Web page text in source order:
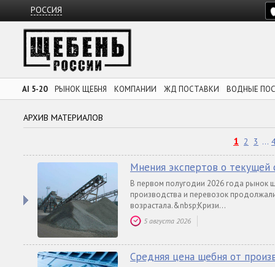
РОССИЯ
AI 5-20 РЫНОК ЩЕБНЯ КОМПАНИИ ЖД ПОСТАВКИ ВОДНЫЕ
АРХИВ МАТЕРИАЛОВ
1 2 3 ...
Мнения экспертов о
В первом полугодии 2026 года рынок
производства и перевозок
возрастала.&nbsp;Кризи...
5 августа 2026
Средняя цена щебня от